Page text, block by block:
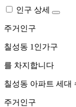
인구 상세
주거인구
칠성동 1인가구
를 차지합니다
칠성동 아파트 세대
주거인구